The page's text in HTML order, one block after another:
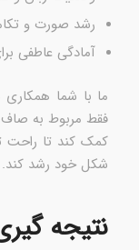
رشد صورت و
آمادگی عاطفی
ما با شما
فقط مربوط به صاف
کمک کند تا راحت
شکل خود رشد کند.
نتیجه